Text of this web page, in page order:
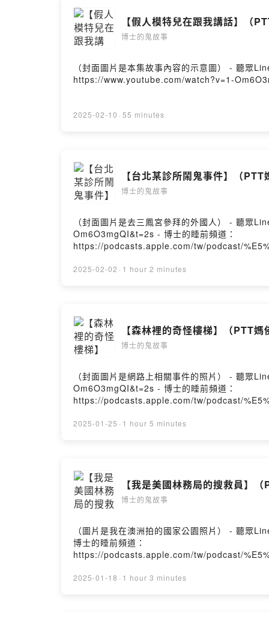
【假人模特兒在跟我講話】（
博士的鬼故事
（封面圖片是本集故事內容的示意圖） - 聽
https://www.youtube.com/watch?v=1-
2025-02-10 · 55 minutes
【台北某診所鬧鬼事件】（
博士的鬼故事
（封面圖片是去三鳳宮參拜的外國人） - 聽
Om6O3mgQI&t=2s - 博士的睡前頻道：
https://podcasts.apple.com/tw/podcast/
2025-02-02 · 1 hour 2 minutes
【森林裡的奇怪樓梯】（PTT媽
博士的鬼故事
（封面圖片是網路上相關事件的照片） - 聽
Om6O3mgQI&t=2s - 博士的睡前頻道：
https://podcasts.apple.com/tw/podcast/
2025-01-25 · 1 hour 5 minutes
【我是美國林務局的搜救員】
博士的鬼故事
（圖片是我在澳洲拍的國家公園照片） - 聽
博士的睡前頻道：
https://podcasts.apple.com/tw/podcast/
2025-01-18 · 1 hour 3 minutes